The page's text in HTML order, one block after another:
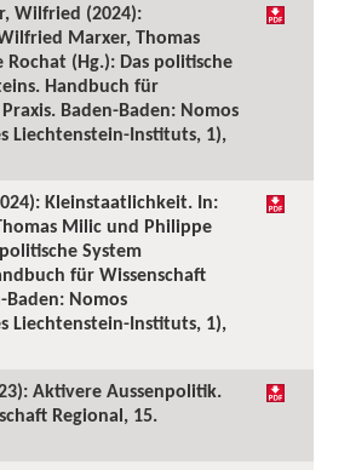
Wilfried (2024):
Marxer, Thomas
(Hg.): Das politische
Handbuch für
Baden-Baden: Nomos
Liechtenstein-Instituts, 1),
Kleinstaatlichkeit. In:
Milic und Philippe
System
für Wissenschaft
Baden: Nomos
Liechtenstein-Instituts, 1),
Aktivere Aussenpolitik.
Regional, 15.